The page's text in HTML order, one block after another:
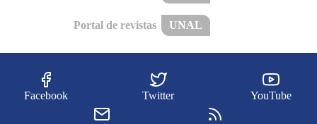
Portal de revistas UNAL
Facebook Twitter YouTube